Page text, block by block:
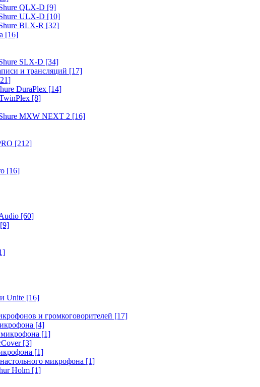
QLX-D [9]
ULX-D [10]
BLX-R [32]
[16]
SLX-D [34]
и трансляций [17]
DuraPlex [14]
[8]
MXW NEXT 2 [16]
[212]
[16]
[60]
[9]
Unite [16]
и громкоговорителей [17]
[4]
[1]
[3]
[1]
микрофона [1]
Holm [1]